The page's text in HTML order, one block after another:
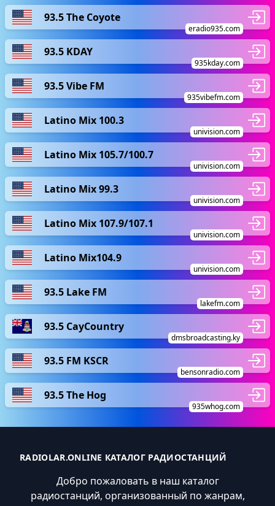
93.5 The Coyote
eradio935.com
93.5 KDAY
935kday.com
93.5 Vibe FM
935vibefm.com
Latino Mix 100.3
univision.com
Latino Mix 105.7/100.7
univision.com
Latino Mix 99.3
univision.com
Latino Mix 107.9/107.1
univision.com
Latino Mix104.9
univision.com
93.5 Lake FM
lakefm.com
93.5 CayCountry
dmsbroadcasting.ky
93.5 FM KSCR
bensonradio.com
93.5 The Hog
935whog.com
RADIOLAR.ONLINE КАТАЛОГ РАДИОСТАНЦИЙ
Добро пожаловать в наш каталог
радиостанций, организованный по жанрам,